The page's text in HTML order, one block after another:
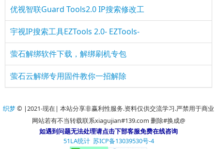
优视智联Guard Tools2.0 IP搜索修改工
宇视IP搜索工具EZTools 2.0- EZTools-
萤石解绑软件下载，解绑刷机专包
萤石云解绑专用固件教你一招解除
织梦© |2021-现在| 本站分享非赢利性服务.资料仅供交流学习.严禁用于商业
网站若有不当转载联系xiagujian#139.com 删除#换成@
如遇到问题无法处理请点击下部客服免费在线咨询
51LA统计 苏ICP备13039530号-4